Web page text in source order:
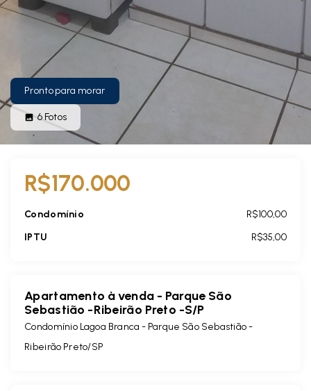
Pronto para morar
6 Fotos
R$170.000
Condomínio
R$100,00
IPTU
R$35,00
Apartamento à venda - Parque São
Sebastião -Ribeirão Preto -S/P
Condomínio Lagoa Branca - Parque São Sebastião -
Ribeirão Preto/SP